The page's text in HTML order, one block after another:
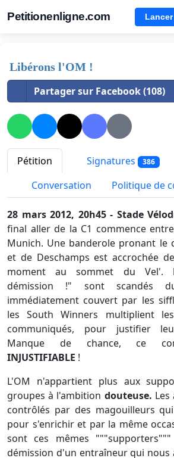
Petitionenligne.com
Libérons l'OM !
Partager sur Facebook (108)
Pétition Signatures 386
Conversation Politique de
28 mars 2012, 20h45 - Stade
final aller de la C1 commence
Munich. Une banderole pronant le
et de Deschamps est accrochée
moment au sommet du Vel'.
démission !" sont scandés
immédiatement couvert par les
les South Winners multiplient
communiqués, pour justifier
Manque de chance, ce
INJUSTIFIABLE !
L'OM n'appartient plus aux
groupes à l'ambition douteuse.
contrôlés par des magouilleurs
pour s'enrichir et par la même
sont ces mêmes
démission d'un entraîneur qui nous